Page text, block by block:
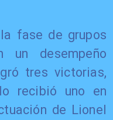
fase de grupos
un desempeño
tres victorias,
recibió uno en
de Lionel